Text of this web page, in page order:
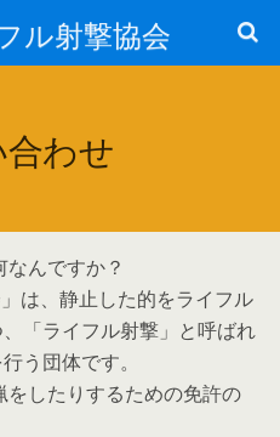
ル射撃協会
わせ
んですか？
は、静止した的をライフル
「ライフル射撃」と呼ばれ
う団体です。
したりするための免許の